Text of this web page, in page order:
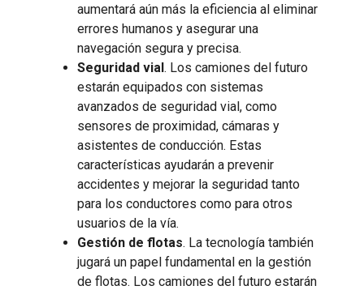
aumentará aún más la eficiencia al eliminar
errores humanos y asegurar una
navegación segura y precisa.
Seguridad vial. Los camiones del futuro
estarán equipados con sistemas
avanzados de seguridad vial, como
sensores de proximidad, cámaras y
asistentes de conducción. Estas
características ayudarán a prevenir
accidentes y mejorar la seguridad tanto
para los conductores como para otros
usuarios de la vía.
Gestión de flotas. La tecnología también
jugará un papel fundamental en la gestión
de flotas. Los camiones del futuro estarán